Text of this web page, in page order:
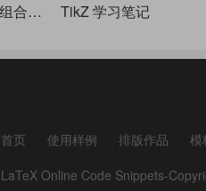
TikZ 正五边形与抛物线组合图形（类似 “花瓣” 或 “星形” 图案） TikZ 学习笔记
首页 使用样例 排版作品
LaTeX Online Code Snippets-